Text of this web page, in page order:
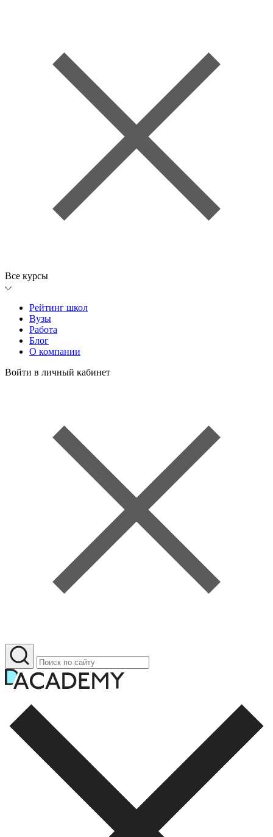
Все курсы
Рейтинг школ
Вузы
Работа
Блог
О компании
Войти в личный кабинет